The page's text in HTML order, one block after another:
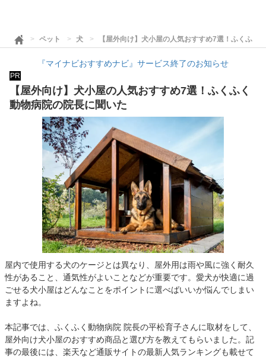
ペット 犬 【屋外向け】犬小屋の人気おすすめ7選！ふくふく
『マイナビおすすめナビ』サービス終了のお知らせ
PR
【屋外向け】犬小屋の人気おすすめ7選！ふくふく
動物病院の院長に聞いた
屋内で使用する犬のケージとは異なり、屋外用は雨や風に強く耐久
性があること、通気性がよいことなどが重要です。愛犬が快適に過
ごせる犬小屋はどんなことをポイントに選べばいいか悩んでしまい
ますよね。
本記事では、ふくふく動物病院 院長の平松育子さんに取材をして、
屋外向け犬小屋のおすすめ商品と選び方を教えてもらいました。記
事の最後には、楽天など通販サイトの最新人気ランキングも載せて